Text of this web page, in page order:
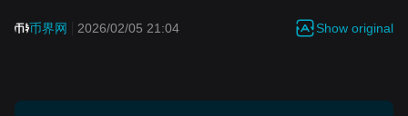
币界网 2026/02/05 21:04 Show original